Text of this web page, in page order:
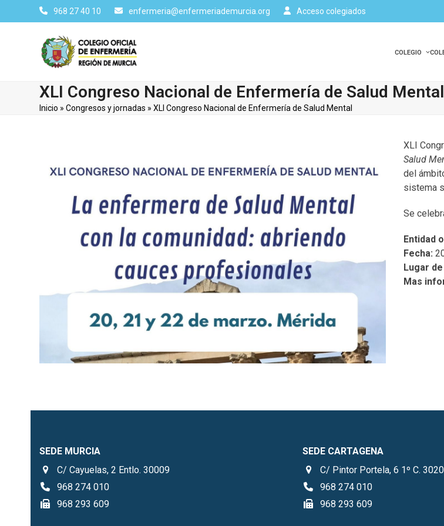
to
968 27 40 10 enfermeria@enfermeriademurcia.org Acceso colegiados
COLEGIO
XLI Congreso Nacional de Enfermería de Salud Mental
Inicio »Congresos y jornadas »XLI Congreso Nacional de Enfermería de Salud Mental
XLI
Salud
del
sistema
Se
Entidad
Fecha:
Lugar
Mas
SEDE MURCIA
C/ Cayuelas, 2 Entlo. 30009
968 274 010
968 293 609
SEDE CARTAGENA
C/ Pintor Portela, 6 1º C.
968 274 010
968 293 609